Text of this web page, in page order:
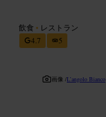
飲食 • レストラン
4.7
5
画像 /L’angolo Bianco